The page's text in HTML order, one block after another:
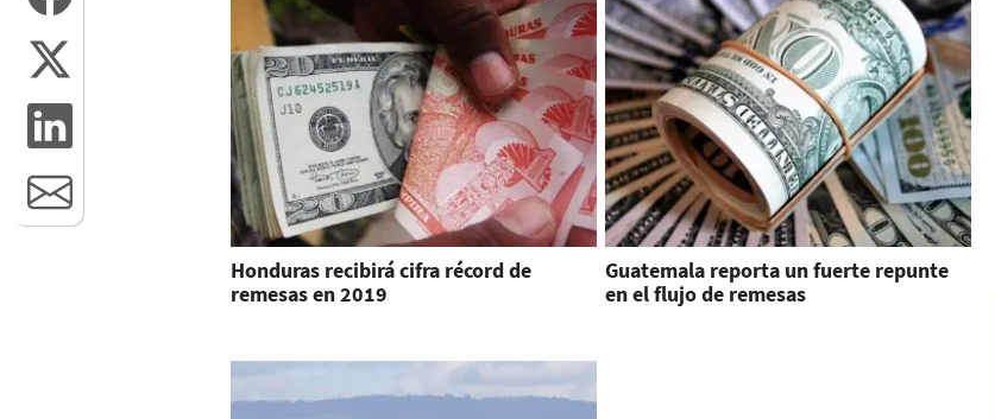
Honduras recibirá cifra récord de
remesas en 2019
Guatemala reporta un fuerte repunte
en el flujo de remesas